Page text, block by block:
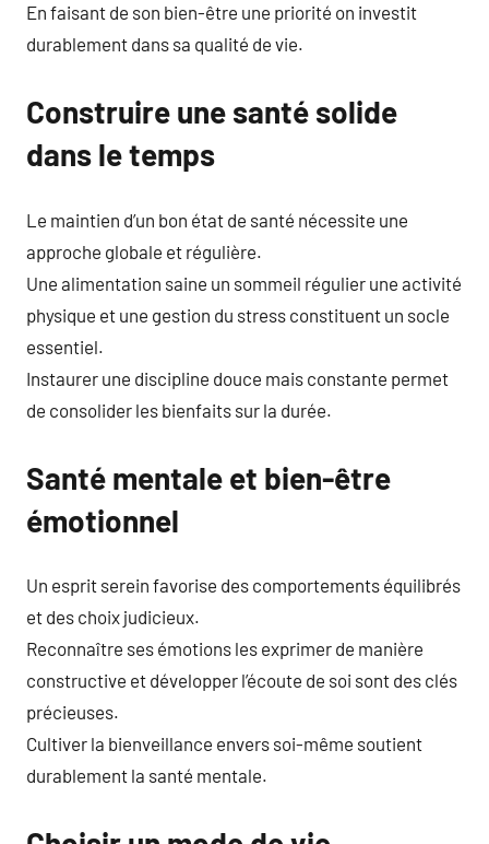
En faisant de son bien-être une priorité on investit
durablement dans sa qualité de vie.
Construire une santé solide
dans le temps
Le maintien d’un bon état de santé nécessite une
approche globale et régulière.
Une alimentation saine un sommeil régulier une activité
physique et une gestion du stress constituent un socle
essentiel.
Instaurer une discipline douce mais constante permet
de consolider les bienfaits sur la durée.
Santé mentale et bien-être
émotionnel
Un esprit serein favorise des comportements équilibrés
et des choix judicieux.
Reconnaître ses émotions les exprimer de manière
constructive et développer l’écoute de soi sont des clés
précieuses.
Cultiver la bienveillance envers soi-même soutient
durablement la santé mentale.